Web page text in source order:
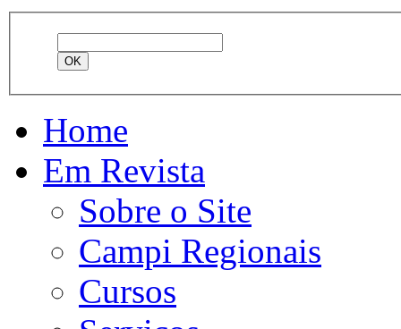
Home
Em Revista
Sobre o Site
Campi Regionais
Cursos